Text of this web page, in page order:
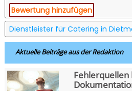
Bewertung hinzufügen
Dienstleister für Catering in
Aktuelle Beiträge aus der Redaktion
Fehlerquellen